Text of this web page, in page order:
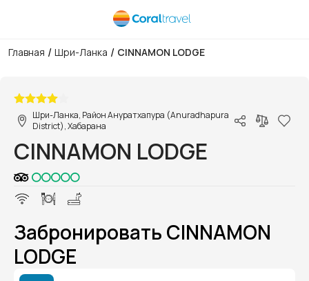
Главная / Шри-Ланка / CINNAMON LODGE
Шри-Ланка, Район Ануратхапура (Anuradhapura
District), Хабарана
CINNAMON LODGE
Забронировать CINNAMON
LODGE